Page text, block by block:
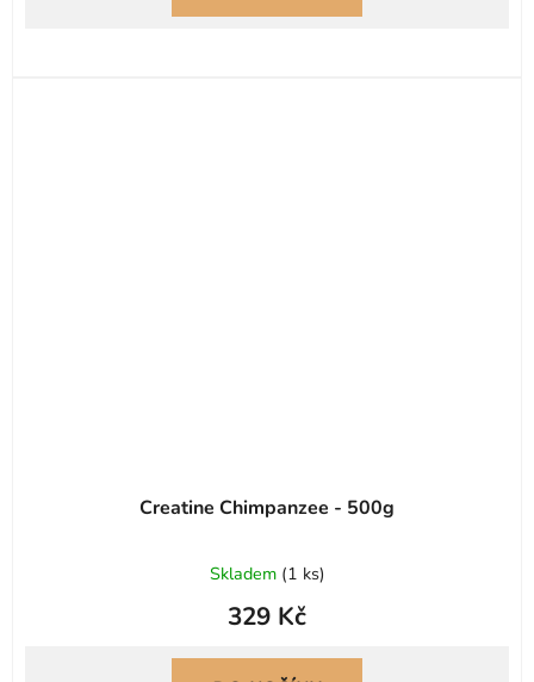
Creatine Chimpanzee - 500g
Skladem (1 ks)
329 Kč